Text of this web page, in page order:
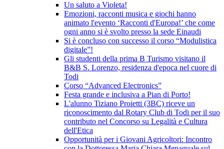
Un saluto a Violeta!
Emozioni, racconti musica e giochi hanno
animato l'evento ‘Racconti d'Europa!’ che come
ogni anno si è svolto presso la sede Einaudi
Si è concluso con successo il corso “Modulistica
digitale”!
Gli studenti della prima B Turismo visitano il
B&B S. Lorenzo, residenza d'epoca nel cuore di
Todi
Corso “Advanced Electronics”
Festa grande e inclusiva a Pian di Porto!
L'alunno Tiziano Proietti (3BC) riceve un
riconoscimento dal Rotary Club di Todi per il suo
contributo nel Concorso su Legalità e Cultura
dell'Etica
Opportunità per i Giovani Agricoltori: Incontro